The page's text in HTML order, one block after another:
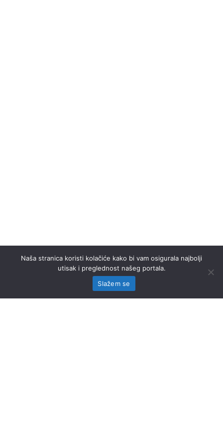
Naša stranica koristi kolačiće kako bi vam osigurala najbolji
utisak i preglednost našeg portala.
Slažem se